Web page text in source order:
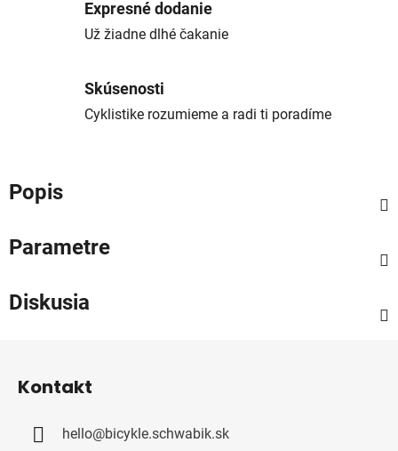
Expresné dodanie
Už žiadne dlhé čakanie
Skúsenosti
Cyklistike rozumieme a radi ti poradíme
Popis
Parametre
Diskusia
Kontakt
hello@bicykle.schwabik.sk